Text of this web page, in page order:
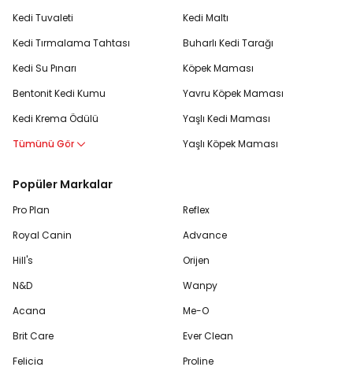
Kedi Tuvaleti
Kedi Tırmalama Tahtası
Kedi Su Pınarı
Bentonit Kedi Kumu
Kedi Krema Ödülü
Tümünü Gör
Kedi Maltı
Buharlı Kedi Tarağı
Köpek Maması
Yavru Köpek Maması
Yaşlı Kedi Maması
Yaşlı Köpek Maması
Popüler Markalar
Pro Plan
Royal Canin
Hill's
N&D
Acana
Brit Care
Felicia
Reflex
Advance
Orijen
Wanpy
Me-O
Ever Clean
Proline